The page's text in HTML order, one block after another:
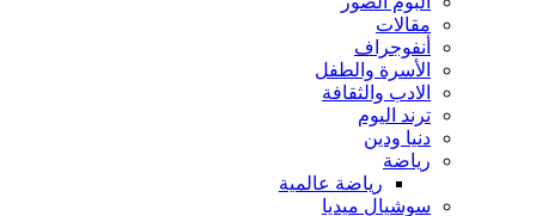
مقالات
أنفوجراف
الأسرة والطفل
الادب والثقافة
ترند اليوم
دنيا ودين
رياضة
رياضة عالمية
سوشيال ميديا